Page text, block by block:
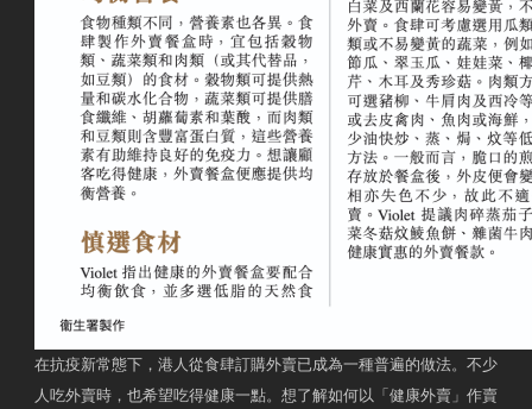
在抗疫新常態下，港人從食肆訂購外賣已成為一種普遍的做法。不少
人吃外賣時，也希望吃得健康一點。想了解如何以「健康外賣」作賣